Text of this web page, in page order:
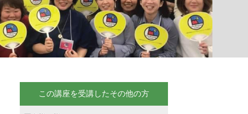
この講座を受講したその他の方